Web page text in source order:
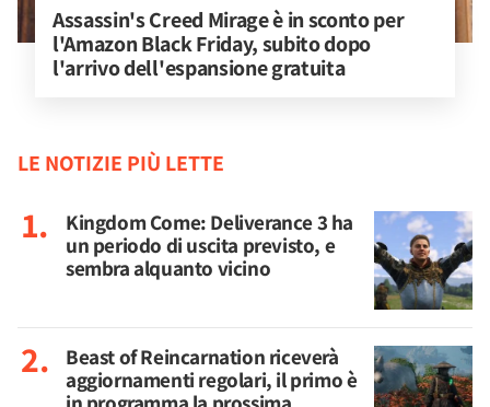
Assassin's Creed Mirage è in sconto per
l'Amazon Black Friday, subito dopo
l'arrivo dell'espansione gratuita
LE NOTIZIE PIÙ LETTE
Kingdom Come: Deliverance 3 ha
un periodo di uscita previsto, e
sembra alquanto vicino
Beast of Reincarnation riceverà
aggiornamenti regolari, il primo è